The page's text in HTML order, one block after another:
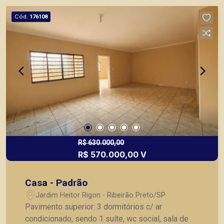
locação, vendas de imóveis prontos, usados ou
mesmo nos principais lançamentos da cidade de
Ribeirão Preto.
Cód. 176108
R$ 630.000,00
R$ 570.000,00 V
Casa - Padrão
Jardim Heitor Rigon - Ribeirão Preto/SP
Pavimento superior: 3 dormitórios c/ ar
condicionado, sendo 1 suíte, wc social, sala de